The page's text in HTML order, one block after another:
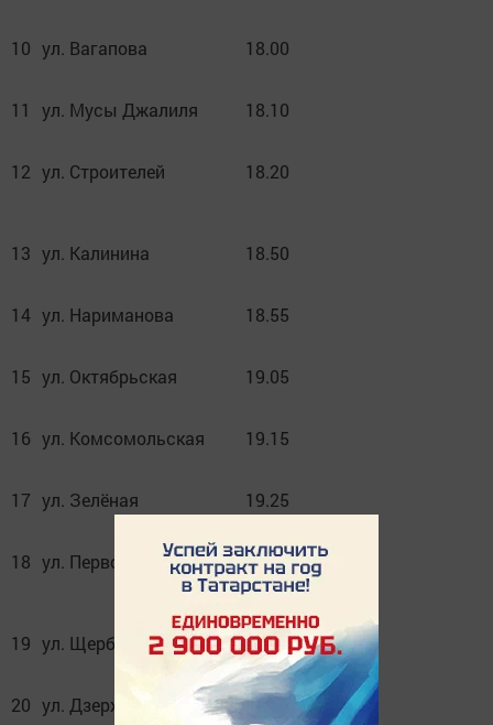
10 ул. Вагапова 18.00
11 ул. Мусы Джалиля 18.10
12 ул. Строителей 18.20
13 ул. Калинина 18.50
14 ул. Нариманова 18.55
15 ул. Октябрьская 19.05
16 ул. Комсомольская 19.15
17 ул. Зелёная 19.25
18 ул. Первомайская 19.35
19 ул. Щербакова 20.10
20 ул. Дзержинского 20.15